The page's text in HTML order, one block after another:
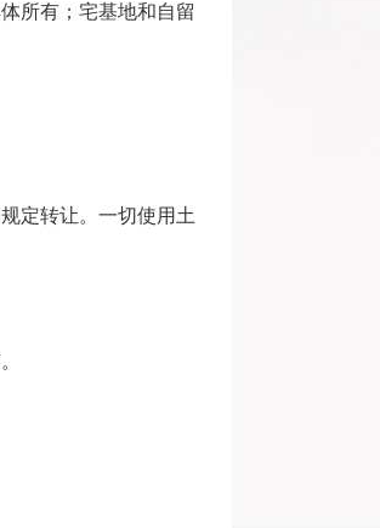
所有；宅基地和自留
定转让。一切使用土